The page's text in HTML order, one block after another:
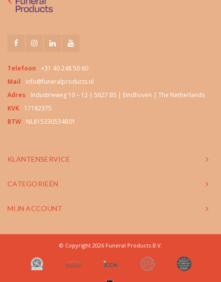
Telefoon
+31 40 248 50 60
Mail
info@funeralproducts.nl
Adres
Industrieweg 10 – 12 | 5627 BS | Eindhoven | The Netherlands
KVK
17182375
BTW
NL815330534B01
KLANTENSERVICE
CATEGORIEËN
MIJN ACCOUNT
© Copyright 2026 Funeral Products B.V.